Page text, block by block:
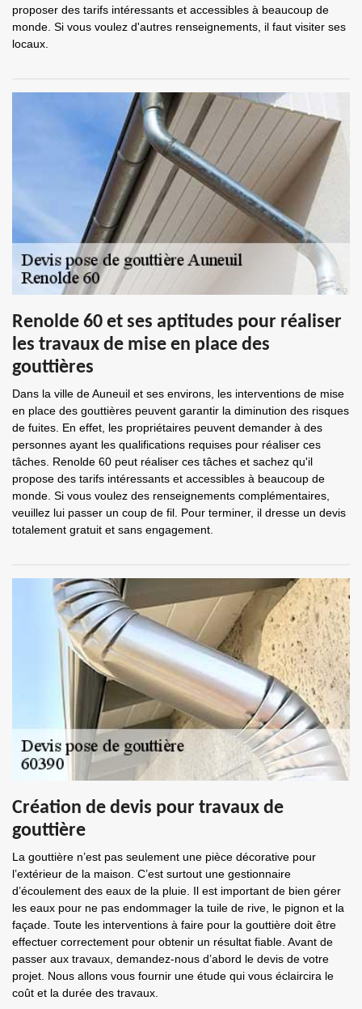
proposer des tarifs intéressants et accessibles à beaucoup de
monde. Si vous voulez d'autres renseignements, il faut visiter ses
locaux.
Renolde 60 et ses aptitudes pour réaliser
les travaux de mise en place des
gouttières
Dans la ville de Auneuil et ses environs, les interventions de mise
en place des gouttières peuvent garantir la diminution des risques
de fuites. En effet, les propriétaires peuvent demander à des
personnes ayant les qualifications requises pour réaliser ces
tâches. Renolde 60 peut réaliser ces tâches et sachez qu'il
propose des tarifs intéressants et accessibles à beaucoup de
monde. Si vous voulez des renseignements complémentaires,
veuillez lui passer un coup de fil. Pour terminer, il dresse un devis
totalement gratuit et sans engagement.
Création de devis pour travaux de
gouttière
La gouttière n’est pas seulement une pièce décorative pour
l’extérieur de la maison. C’est surtout une gestionnaire
d’écoulement des eaux de la pluie. Il est important de bien gérer
les eaux pour ne pas endommager la tuile de rive, le pignon et la
façade. Toute les interventions à faire pour la gouttière doit être
effectuer correctement pour obtenir un résultat fiable. Avant de
passer aux travaux, demandez-nous d’abord le devis de votre
projet. Nous allons vous fournir une étude qui vous éclaircira le
coût et la durée des travaux.